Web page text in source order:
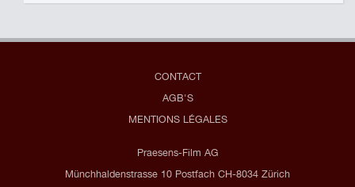
CONTACT
AGB'S
MENTIONS LÉGALES
Praesens-Film AG
Münchhaldenstrasse 10 Postfach CH-8034 Zürich